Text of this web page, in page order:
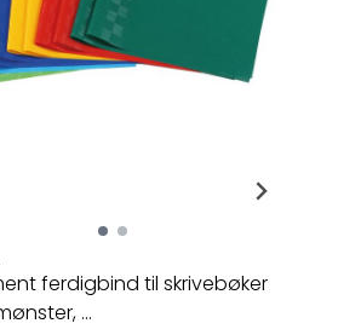
ferdigbind til skrivebøker
...